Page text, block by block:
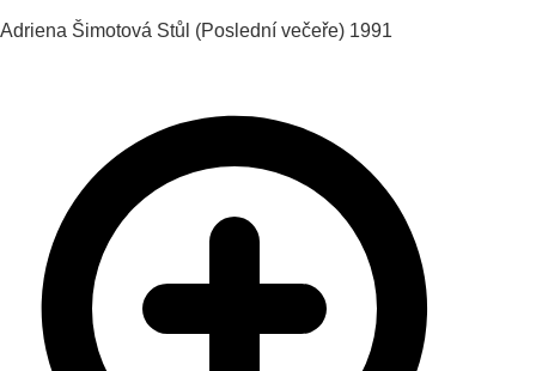
Adriena Šimotová Stůl (Poslední večeře) 1991